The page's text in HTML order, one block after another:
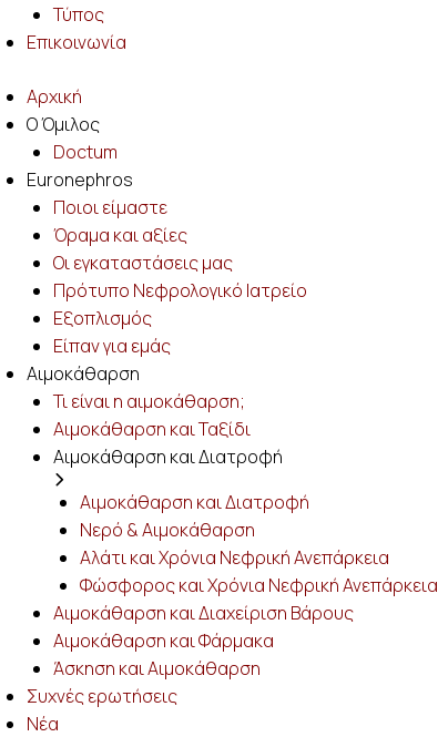
Τύπος
Επικοινωνία
Αρχική
Ο Όμιλος
Doctum
Euronephros
Ποιοι είμαστε
Όραμα και αξίες
Οι εγκαταστάσεις μας
Πρότυπο Νεφρολογικό Ιατρείο
Eξοπλισμός
Είπαν για εμάς
Αιμοκάθαρση
Τι είναι η αιμοκάθαρση;
Αιμοκάθαρση και Ταξίδι
Αιμοκάθαρση και Διατροφή
Αιμοκάθαρση και Διατροφή
Νερό & Αιμοκάθαρση
Αλάτι και Χρόνια Νεφρική Ανεπάρκεια
Φώσφορος και Χρόνια Νεφρική Ανεπάρκεια
Αιμοκάθαρση και Διαχείριση Βάρους
Αιμοκάθαρση και Φάρμακα
Άσκηση και Αιμοκάθαρση
Συχνές ερωτήσεις
Νέα